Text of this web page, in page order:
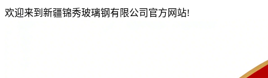
欢迎来到新疆锦秀玻璃钢有限公司官方网站!